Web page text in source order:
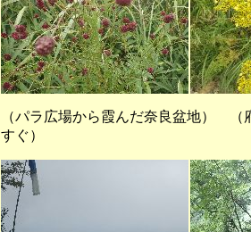
（パラ広場から霞んだ奈良盆地） （
すぐ）